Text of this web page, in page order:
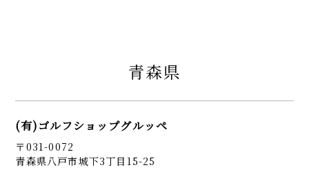
青森県
(有)ゴルフショップグルッペ
〒031-0072
青森県八戸市城下3丁目15-25